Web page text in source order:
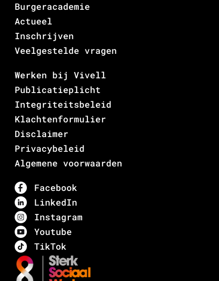
Burgeracademie
Actueel
Inschrijven
Veelgestelde vragen
Werken bij Vivell
Publicatieplicht
Integriteitsbeleid
Klachtenformulier
Disclaimer
Privacybeleid
Algemene voorwaarden
Facebook
LinkedIn
Instagram
Youtube
TikTok